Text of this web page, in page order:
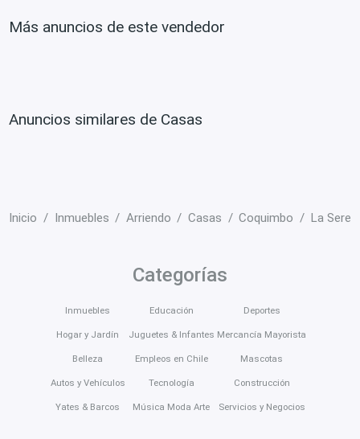
Más anuncios de este vendedor
Anuncios similares de Casas
Inicio Inmuebles Arriendo Casas Coquimbo La
Categorías
Inmuebles
Hogar y Jardín
Belleza
Autos y Vehículos
Yates & Barcos
Educación
Juguetes & Infantes
Empleos en Chile
Tecnología
Música Moda Arte
Deportes
Mercancía Mayorista
Mascotas
Construcción
Servicios y Negocios